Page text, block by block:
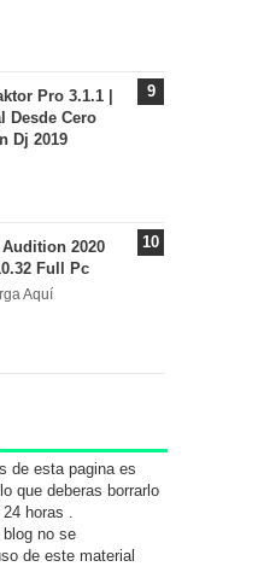
Pro 3.1.1 |
Desde Cero
Dj 2019
2020
Full Pc
Aquí
de esta pagina es
que deberas borrarlo
horas .
no se
de este material